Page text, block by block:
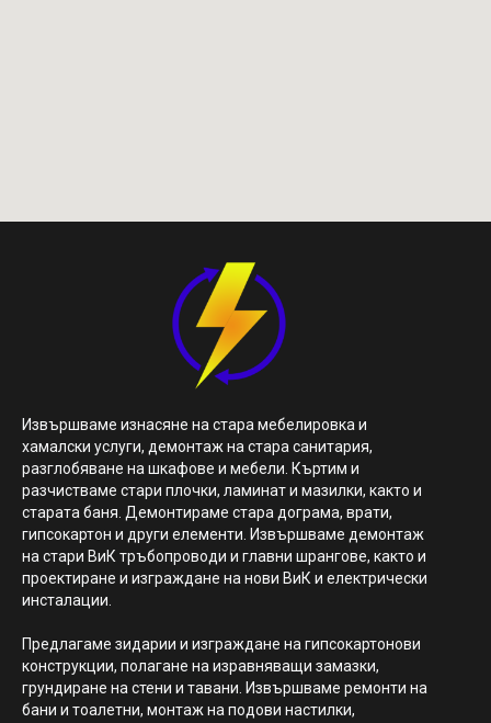
Извършваме изнасяне на стара мебелировка и
хамалски услуги, демонтаж на стара санитария,
разглобяване на шкафове и мебели. Къртим и
разчистваме стари плочки, ламинат и мазилки, както и
старата баня. Демонтираме стара дограма, врати,
гипсокартон и други елементи. Извършваме демонтаж
на стари ВиК тръбопроводи и главни шрангове, както и
проектиране и изграждане на нови ВиК и електрически
инсталации.
Предлагаме зидарии и изграждане на гипсокартонови
конструкции, полагане на изравняващи замазки,
грундиране на стени и тавани. Извършваме ремонти на
бани и тоалетни, монтаж на подови настилки,